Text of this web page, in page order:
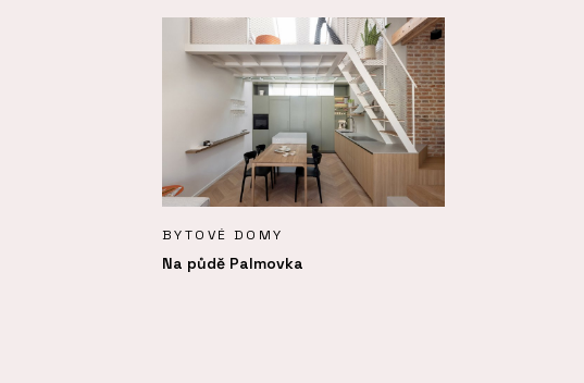
BYTOVÉ DOMY
Na půdě Palmovka